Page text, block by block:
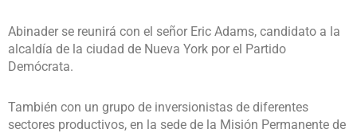
Abinader se reunirá con el señor Eric Adams, candidato a la
alcaldía de la ciudad de Nueva York por el Partido
Demócrata.
También con un grupo de inversionistas de diferentes
sectores productivos, en la sede de la Misión Permanente de